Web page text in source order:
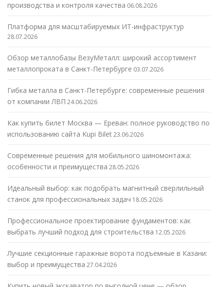
производства и контроля качества 06.08.2026
Платформа для масштабируемых ИТ-инфраструктур
28.07.2026
Обзор металлобазы ВезуМеталл: широкий ассортимент
металлопроката в Санкт-Петербурге 03.07.2026
Гибка металла в Санкт-Петербурге: современные решения
от компании ЛВП 24.06.2026
Как купить билет Москва — Ереван: полное руководство по
использованию сайта Kupi Bilet23.06.2026
Современные решения для мобильного шиномонтажа:
особенности и преимущества 28.05.2026
Идеальный выбор: как подобрать магнитный сверлильный
станок для профессиональных задач 18.05.2026
Профессиональное проектирование фундаментов: как
выбрать лучший подход для строительства 12.05.2026
Лучшие секционные гаражные ворота подъемные в Казани:
выбор и преимущества 27.04.2026